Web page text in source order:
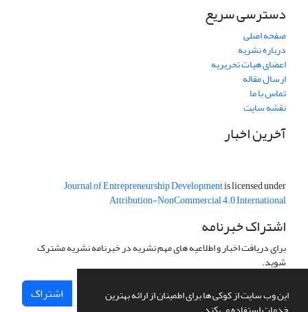
این وب سایت از کوکی ها برای اطمینان از ارائه بهترین
دسترسی سریع
صفحه اصلی
درباره نشریه
اعضای هیات تحریریه
ارسال مقاله
تماس با ما
نقشه سایت
آخرین اخبار
Journal of Entrepreneurship Developmentis licensed under
Attribution-NonCommercial 4.0 International
اشتراک خبرنامه
برای دریافت اخبار و اطلاعیه های مهم نشریه در خبرنامه نشریه مشترک
شوید.
اشتراک